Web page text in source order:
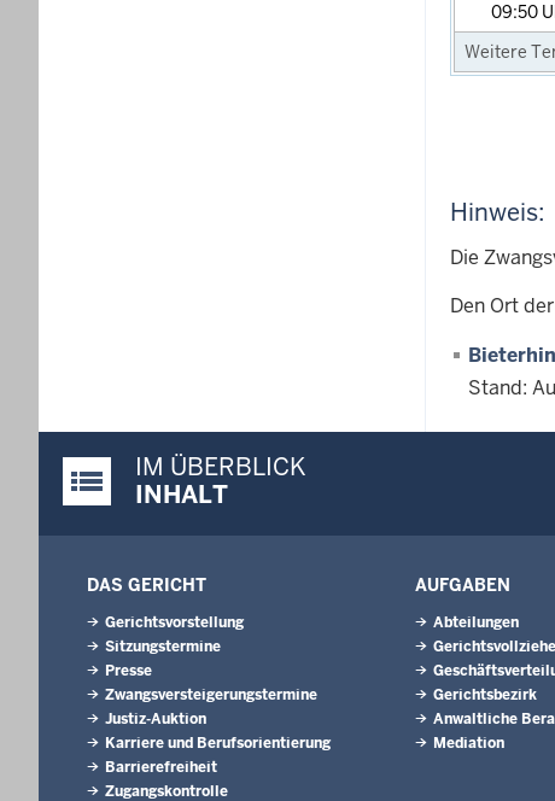
09:50
Weitere
Hinweis:
Die
Den Ort
Stand:
Justiz-Portal im Überblick:
IM ÜBERBLICK
INHALT
DAS GERICHT
Gerichtsvorstellung
Sitzungstermine
Presse
Zwangsversteigerungs­termine
Justiz-Auktion
Karriere und Berufsorientierung
Barrierefreiheit
Zugangskontrolle
AUFGABEN
Abteilungen
Gerichtsbezirk
Anwaltliche
Mediation